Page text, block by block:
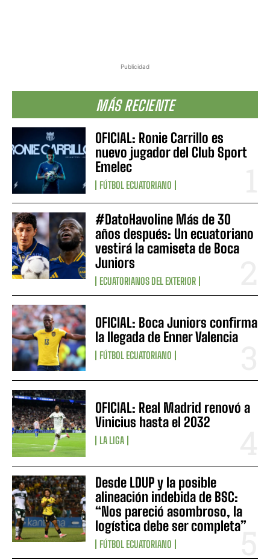
Publicidad
MÁS RECIENTE
OFICIAL: Ronie Carrillo es
nuevo jugador del Club Sport
Emelec
FÚTBOL ECUATORIANO
#DatoHavoline Más de 30
años después: Un ecuatoriano
vestirá la camiseta de Boca
Juniors
ECUATORIANOS DEL EXTERIOR
OFICIAL: Boca Juniors confirma
la llegada de Enner Valencia
FÚTBOL ECUATORIANO
OFICIAL: Real Madrid renovó a
Vinicius hasta el 2032
LA LIGA
Desde LDUP y la posible
alineación indebida de BSC:
“Nos pareció asombroso, la
logística debe ser completa”
FÚTBOL ECUATORIANO